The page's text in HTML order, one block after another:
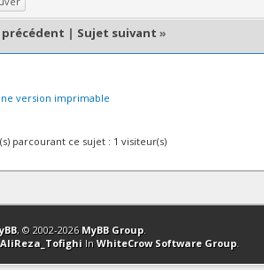
| Sujet suivant »
version imprimable
parcourant ce sujet : 1 visiteur(s)
Club Affiliation Retourner en haut Version
, © 2002-2026 MyBB Group.
AliReza_Tofighi In WhiteCrow Software Group.